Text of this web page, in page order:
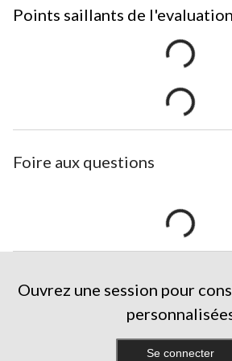
Points saillants de l'evaluation
Foire aux questions
Ouvrez une session pour
Se connecter